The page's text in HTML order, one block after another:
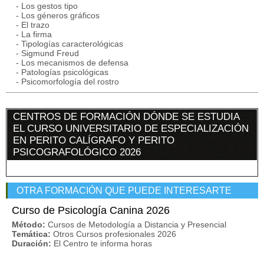
- Los gestos tipo
- Los géneros gráficos
- El trazo
- La firma
- Tipologías caracterológicas
- Sigmund Freud
- Los mecanismos de defensa
- Patologías psicológicas
- Psicomorfología del rostro
CENTROS DE FORMACIÓN DÓNDE SE ESTUDIA
EL CURSO UNIVERSITARIO DE ESPECIALIZACIÓN
EN PERITO CALÍGRAFO Y PERITO
PSICOGRAFOLÓGICO 2026
OTRA FORMACIÓN QUE PUEDE INTERESARTE
Curso de Psicología Canina 2026
Método: Cursos de Metodología a Distancia y Presencial
Temática: Otros Cursos profesionales 2026
Duración: El Centro te informa horas